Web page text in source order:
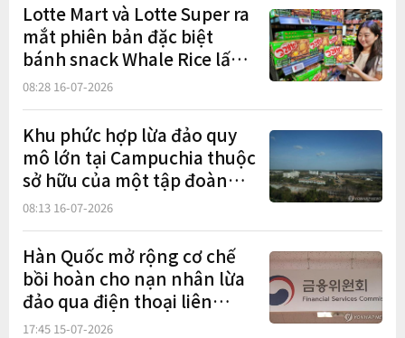
Lotte Mart và Lotte Super ra
mắt phiên bản đặc biệt
bánh snack Whale Rice lấy
cảm hứng từ Di sản thế giới
Bangudae
08:28 16-07-2026
Khu phức hợp lừa đảo quy
mô lớn tại Campuchia thuộc
sở hữu của một tập đoàn
bất động sản nổi tiếng
08:13 16-07-2026
Hàn Quốc mở rộng cơ chế
bồi hoàn cho nạn nhân lừa
đảo qua điện thoại liên
quan đến tiền mã hóa
17:45 15-07-2026